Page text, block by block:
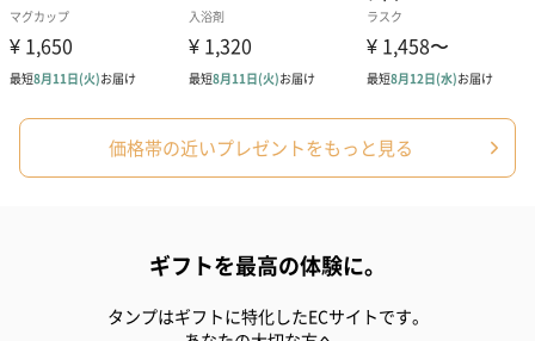
ハンドクリーム3本セッ
ト【ありがとう】
シャワージェル＆ハン
ドクリーム（ピンクグ
（2,145円）
ドクリーム（
円）
リラックスグッズ
価格帯の近いプレゼントをもっと見る
ギフトを最高の体験に。
タンプはギフトに特化したECサイトです。